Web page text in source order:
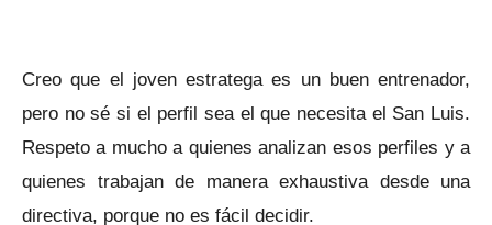
Creo que el joven estratega es un buen entrenador,
pero no sé si el perfil sea el que necesita el San Luis.
Respeto a mucho a quienes analizan esos perfiles y a
quienes trabajan de manera exhaustiva desde una
directiva, porque no es fácil decidir.